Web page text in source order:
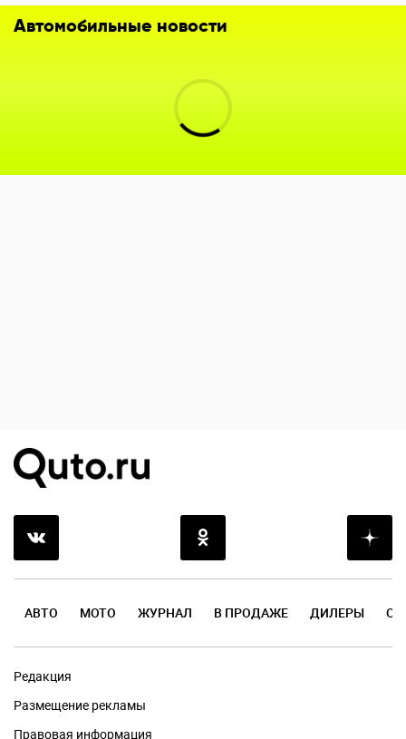
Автомобильные новости
АВТО МОТО ЖУРНАЛ В ПРОДАЖЕ ДИЛЕРЫ
Редакция
Размещение рекламы
Правовая информация